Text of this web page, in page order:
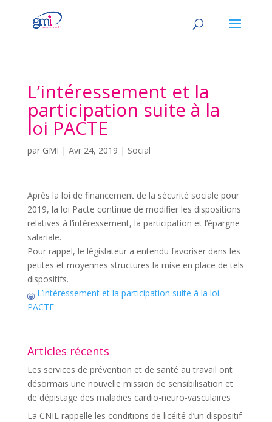
L’intéressement et la
participation suite à la
loi PACTE
par GMI | Avr 24, 2019 | Social
Après la loi de financement de la sécurité sociale pour
2019, la loi Pacte continue de modifier les dispositions
relatives à l’intéressement, la participation et l’épargne
salariale.
Pour rappel, le législateur a entendu favoriser dans les
petites et moyennes structures la mise en place de tels
dispositifs.
L’intéressement et la participation suite à la loi
PACTE
Articles récents
Les services de prévention et de santé au travail ont
désormais une nouvelle mission de sensibilisation et
de dépistage des maladies cardio-neuro-vasculaires
La CNIL rappelle les conditions de licéité d’un dispositif